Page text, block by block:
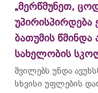
„მერწმუნეთ,
უპირისპირდება
ბათუმის
სახელობის
შვილებს უნდა
სხვისი უფლების